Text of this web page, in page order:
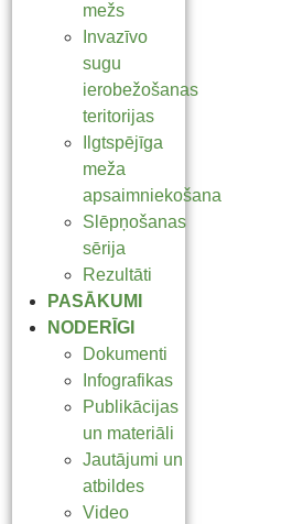
mežs
Invazīvo
sugu
ierobežošanas
teritorijas
Ilgtspējīga
meža
apsaimniekošana
Slēpņošanas
sērija
Rezultāti
PASĀKUMI
NODERĪGI
Dokumenti
Infografikas
Publikācijas
un materiāli
Jautājumi un
atbildes
Video